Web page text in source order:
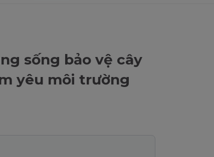
sống bảo vệ cây
yêu môi trường